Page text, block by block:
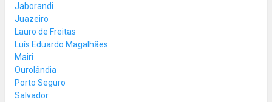
Jaborandi
Juazeiro
Lauro de Freitas
Luís Eduardo Magalhães
Mairi
Ourolândia
Porto Seguro
Salvador